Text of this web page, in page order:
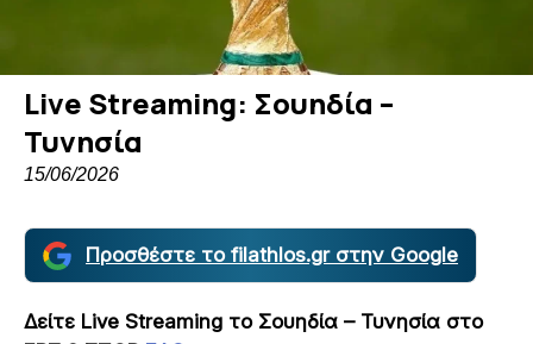
Live Streaming: Σουηδία –
Τυνησία
15/06/2026
Προσθέστε το filathlos.gr στην Google
Δείτε Live Streaming το Σουηδία – Τυνησία στο